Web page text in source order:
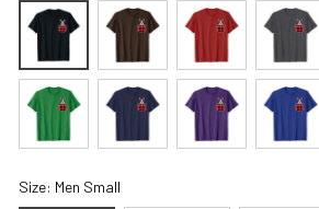
Size: Men Small